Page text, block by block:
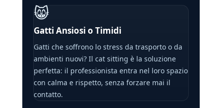
😸
Gatti Ansiosi o Timidi
Gatti che soffrono lo stress da trasporto o da
ambienti nuovi? Il cat sitting è la soluzione
perfetta: il professionista entra nel loro spazio
con calma e rispetto, senza forzare mai il
contatto.